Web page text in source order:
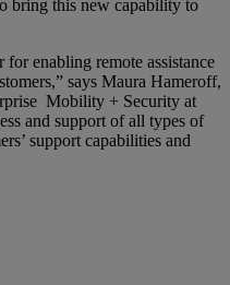
bring this new capability to
enabling remote assistance
says Maura Hameroff,
Mobility + Security at
and support of all types of
support capabilities and